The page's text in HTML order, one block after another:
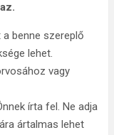
.
benne szereplő
lehet.
vagy
írta fel. Ne adja
ártalmas lehet